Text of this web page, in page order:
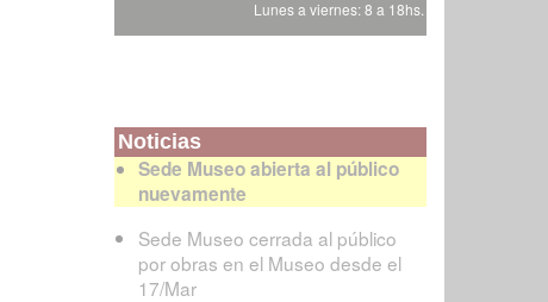
Lunes a viernes: 8 a 18hs.
Noticias
Sede Museo abierta al público
nuevamente
Sede Museo cerrada al público
por obras en el Museo desde el
17/Mar